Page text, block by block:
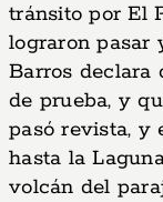
tránsito por El
lograron pasar
Barros declara
de prueba, y
pasó revista, y
hasta la
volcán del